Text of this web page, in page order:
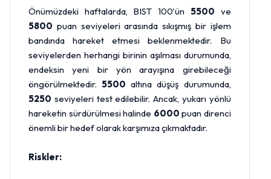
Önümüzdeki haftalarda, BIST 100'ün 5500 ve
5800 puan seviyeleri arasında sıkışmış bir işlem
bandında hareket etmesi beklenmektedir. Bu
seviyelerden herhangi birinin aşılması durumunda,
endeksin yeni bir yön arayışına girebileceği
öngörülmektedir.5500 altına düşüş durumunda,
5250 seviyeleri test edilebilir. Ancak, yukarı yönlü
hareketin sürdürülmesi halinde 6000 puan direnci
önemli bir hedef olarak karşımıza çıkmaktadır.
Riskler: